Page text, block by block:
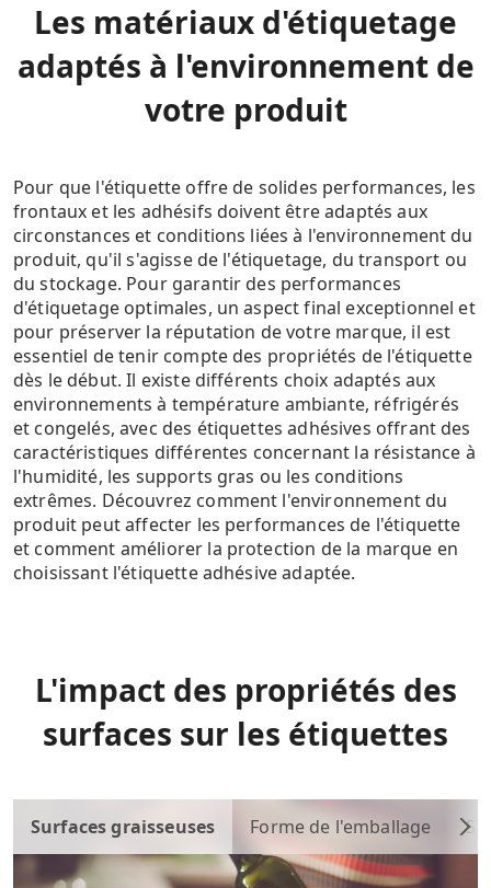
Les matériaux d'étiquetage
adaptés à l'environnement de
votre produit
Pour que l'étiquette offre de solides performances, les
frontaux et les adhésifs doivent être adaptés aux
circonstances et conditions liées à l'environnement du
produit, qu'il s'agisse de l'étiquetage, du transport ou
du stockage. Pour garantir des performances
d'étiquetage optimales, un aspect final exceptionnel et
pour préserver la réputation de votre marque, il est
essentiel de tenir compte des propriétés de l'étiquette
dès le début. Il existe différents choix adaptés aux
environnements à température ambiante, réfrigérés
et congelés, avec des étiquettes adhésives offrant des
caractéristiques différentes concernant la résistance à
l'humidité, les supports gras ou les conditions
extrêmes. Découvrez comment l'environnement du
produit peut affecter les performances de l'étiquette
et comment améliorer la protection de la marque en
choisissant l'étiquette adhésive adaptée.
L'impact des propriétés des
surfaces sur les étiquettes
Surfaces graisseuses Forme de l'emballage